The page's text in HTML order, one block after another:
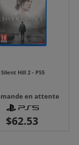
Silent Hill 2 - PS5
en attente